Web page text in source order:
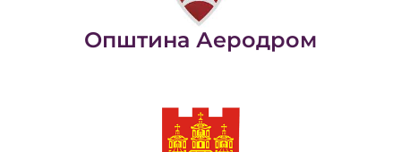
Општина Аеродром